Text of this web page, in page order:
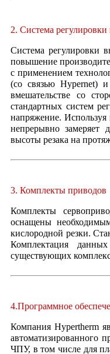
2. Система
Система регулировки
повышение
с применением
(со связью Hypernet)
вмешательстве со
стандартных систем
напряжение.
непрерывно замеряет
высоты резака на
3. Комплекты приводов
Комплекты
оснащены
кислородной резки.
Комплектация
существующих
4.Программное
Компания Hypertherm
автоматизированного
ЧПУ, в том числе для